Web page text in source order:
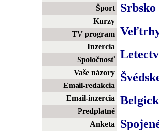
Šport
Kurzy
TV program
Inzercia
Spoločnosť
Vaše názory
Email-redakcia
Email-inzercia
Predplatné
Anketa